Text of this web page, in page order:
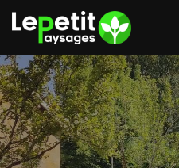
Panneau de gestion des cookies